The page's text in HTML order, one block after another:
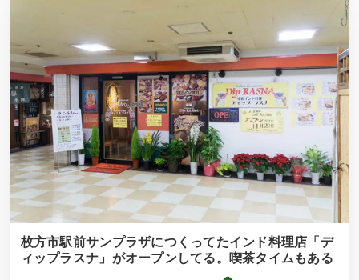
枚方市駅前サンプラザにつくってたインド料理店「デ
ィップラスナ」がオープンしてる。喫茶タイムもある